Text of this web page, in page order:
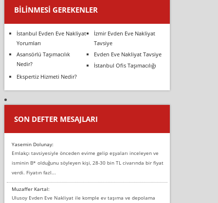
BILINMESI GEREKENLER
İstanbul Evden Eve Nakliyat
Yorumları
İzmir Evden Eve Nakliyat
Tavsiye
Asansörlü Taşımacılık
Nedir?
Evden Eve Nakliyat Tavsiye
İstanbul Ofis Taşımacılığı
Ekspertiz Hizmeti Nedir?
SON DEFTER MESAJLARI
Yasemin Dolunay:
Emlakçı tavsiyesiyle önceden evime gelip eşyaları inceleyen ve
isminin B* olduğunu söyleyen kişi, 28-30 bin TL civarında bir fiyat
verdi. Fiyatın fazl...
Muzaffer Kartal:
Ulusoy Evden Eve Nakliyat ile komple ev taşıma ve depolama